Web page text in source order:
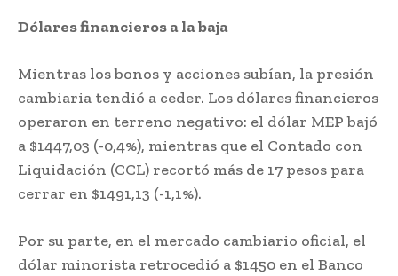
Dólares financieros a la baja
Mientras los bonos y acciones subían, la presión
cambiaria tendió a ceder. Los dólares financieros
operaron en terreno negativo: el dólar MEP bajó
a $1447,03 (-0,4%), mientras que el Contado con
Liquidación (CCL) recortó más de 17 pesos para
cerrar en $1491,13 (-1,1%).
Por su parte, en el mercado cambiario oficial, el
dólar minorista retrocedió a $1450 en el Banco